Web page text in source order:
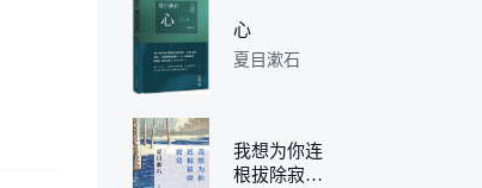
心
夏目漱石
我想为你连
根拔除寂寞